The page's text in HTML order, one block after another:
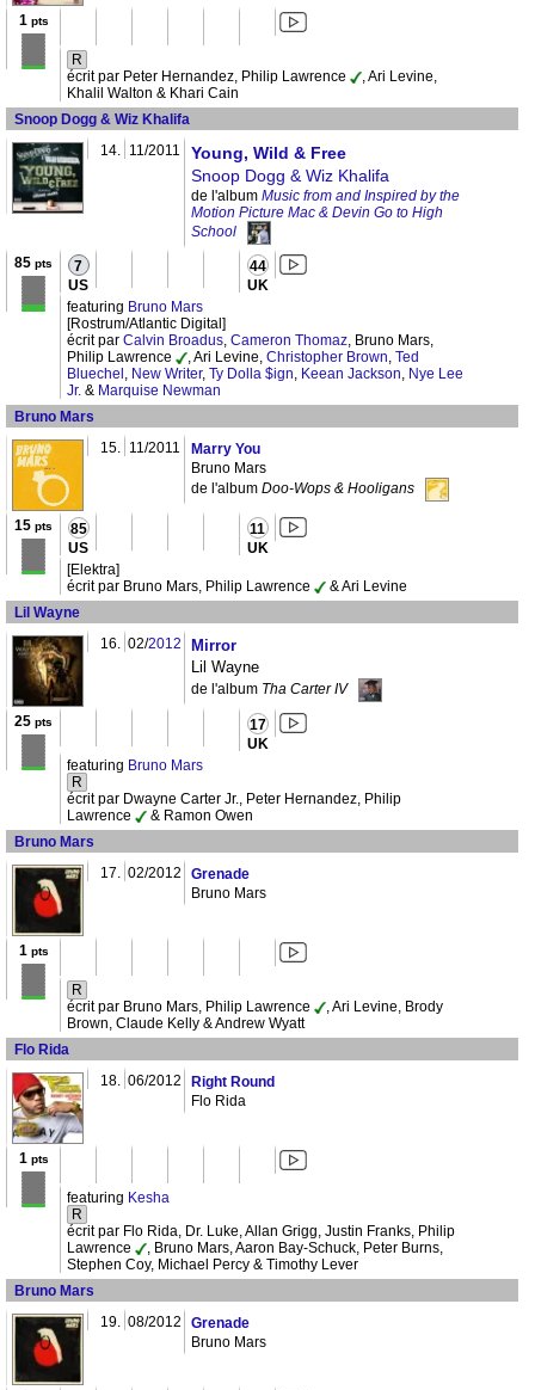
1 pts
R
écrit par Peter Hernandez, Philip Lawrence
, Ari Levine,
Khalil Walton & Khari Cain
Snoop Dogg & Wiz Khalifa
14. 11/2011
Young, Wild & Free
Snoop Dogg & Wiz Khalifa
de l'album Music from and Inspired by the
Motion Picture Mac & Devin Go to High
School
85 pts 7
US
44
UK
featuring Bruno Mars
[Rostrum/Atlantic Digital]
écrit par Calvin Broadus, Cameron Thomaz, Bruno Mars,
Philip Lawrence
, Ari Levine, Christopher Brown, Ted
Bluechel , New Writer, Ty Dolla $ign, Keean Jackson, Nye Lee
Jr. & Marquise Newman
Bruno Mars
15. 11/2011
Marry You
Bruno Mars
de l'album Doo-Wops & Hooligans
15 pts 85
US
11
UK
[Elektra]
écrit par Bruno Mars, Philip Lawrence
& Ari Levine
Lil Wayne
16. 02/2012
Mirror
Lil Wayne
de l'album Tha Carter IV
25 pts 17
UK
featuring Bruno Mars
R
écrit par Dwayne Carter Jr., Peter Hernandez, Philip
Lawrence
& Ramon Owen
Bruno Mars
17. 02/2012
Grenade
Bruno Mars
1 pts
R
écrit par Bruno Mars, Philip Lawrence
, Ari Levine, Brody
Brown, Claude Kelly & Andrew Wyatt
Flo Rida
18. 06/2012
Right Round
Flo Rida
1 pts
featuring Kesha
R
écrit par Flo Rida, Dr. Luke, Allan Grigg, Justin Franks, Philip
Lawrence
, Bruno Mars, Aaron Bay-Schuck, Peter Burns,
Stephen Coy, Michael Percy & Timothy Lever
Bruno Mars
19. 08/2012
Grenade
Bruno Mars